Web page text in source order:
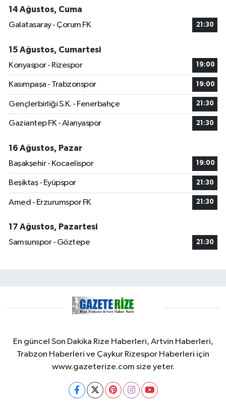
14 Ağustos, Cuma
Galatasaray - Çorum FK
21:30
15 Ağustos, Cumartesi
Konyaspor - Rizespor
19:00
Kasımpaşa - Trabzonspor 19:00
Gençlerbirliği S.K. - Fenerbahçe 21:30
Gaziantep FK - Alanyaspor 21:30
16 Ağustos, Pazar
Başakşehir - Kocaelispor
19:00
Beşiktaş - Eyüpspor 21:30
Amed - Erzurumspor FK 21:30
17 Ağustos, Pazartesi
Samsunspor - Göztepe
21:30
En güncel Son Dakika Rize Haberleri, Artvin Haberleri,
Trabzon Haberleri ve Çaykur Rizespor Haberleri için
www.gazeterize.com size yeter.